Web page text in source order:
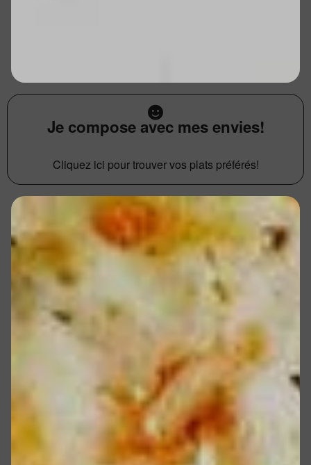
Je compose avec mes envies!
Cliquez ici pour trouver vos plats préférés!